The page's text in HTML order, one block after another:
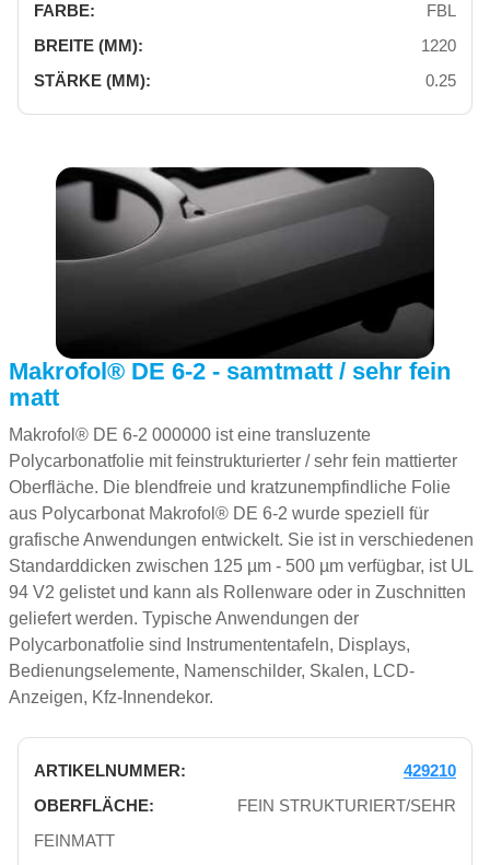
FBL
1220
0.25
Makrofol® DE 6-2 - samtmatt / sehr fein
matt
Makrofol® DE 6-2 000000 ist eine transluzente
Polycarbonatfolie mit feinstrukturierter / sehr fein mattierter
Oberfläche. Die blendfreie und kratzunempfindliche Folie
aus Polycarbonat Makrofol® DE 6-2 wurde speziell für
grafische Anwendungen entwickelt. Sie ist in verschiedenen
Standarddicken zwischen 125 µm - 500 µm verfügbar, ist UL
94 V2 gelistet und kann als Rollenware oder in Zuschnitten
geliefert werden. Typische Anwendungen der
Polycarbonatfolie sind Instrumententafeln, Displays,
Bedienungselemente, Namenschilder, Skalen, LCD-
Anzeigen, Kfz-Innendekor.
429210
FEIN STRUKTURIERT/SEHR
FEINMATT